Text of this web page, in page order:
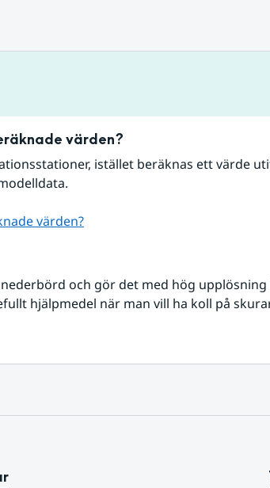
värden?
istället beräknas ett värde
värden?
och gör det med hög upplösning
hjälpmedel när man vill ha koll på